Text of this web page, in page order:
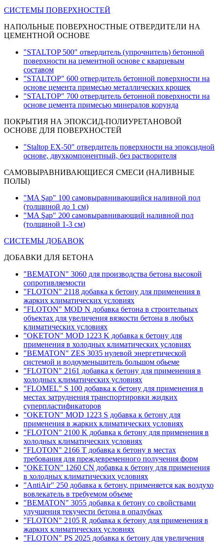
СИСТЕМЫ ПОВЕРХНОСТЕЙ
НАПОЛЬНЫЕ ПОВЕРХНОСТНЫЕ ОТВЕРДИТЕЛИ НА
ЦЕМЕНТНОЙ ОСНОВЕ
"STALTOP 500" отвердитель (упрочнитель) бетонной
поверхности на цементной основе с кварцевым
составом
"STALTOP" 600 отвердитель бетонной поверхности на
основе цемента примесью металлических крошек
"STALTOP" 700 отвердитель бетонной поверхности на
основе цемента примесью минералов корунда
ПОКРЫТИЯ НА ЭПОКСИД-ПОЛИУРЕТАНОВОЙ
ОСНОВЕ ДЛЯ ПОВЕРХНОСТЕЙ
"Staltop EX-50" отвердитель поверхности на эпоксидной
основе, двухкомпонентный, без растворителя
САМОВЫРАВНИВАЮЩИЕСЯ СМЕСИ (НАЛИВНЫЕ
ПОЛЫ)
"MA Şap" 100 самовыравнивающийся наливной пол
(толщиной до 1 см)
"MA Şap" 200 самовыравнивающий наливной пол
(толщиной 1-3 см)
СИСТЕМЫ ДОБАВОК
ДОБАВКИ ДЛЯ БЕТОНА
"BEMATON" 3060 для производства бетона высокой
сопротивляемости
"FLOTON" 2118 добавка к бетону для применения в
жарких климатических условиях
"FLOTON" MOD N добавка бетона в строительных
объектах для увеличения вязкости бетона в любых
климатических условиях
"OKETON" MOD 1223 K добавка к бетону для
применения в холодных климатических условиях
"BEMATON" ZES 3035 нулевой энергетической
системой и водоуменьшитель большом обьеме
"FLOTON" 2161 добавка к бетону для применения в
холодных климатических условиях
"FLOMEL" S 100 добавка к бетону для применения в
местах затруднения транспортировки жидких
суперпластификаторов
"OKETON" MOD 1223 S добавка к бетону для
применения в жарких климатических условиях
"FLOTON" 2100 K добавка к бетону для применения в
холодных климатических условиях
"FLOTON" 2166 T добавка к бетону в местах
требования для преждевременного получения форм
"OKETON" 1260 CN добавка к бетону для применения
в холодных климатических условиях
"AntiAir" 250 добавка к бетону, применяется как воздухо
вовлекатель в требуемом объеме
"BEMATON" 3055 добавка к бетону со свойствами
улучшения текучести бетона в опалубках
"FLOTON" 2105 R добавка к бетону для применения в
жарких климатических условиях
"FLOTON" PS 2025 добавка к бетону для увеличения